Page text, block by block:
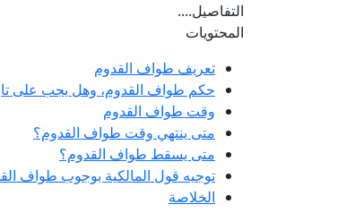
التفاصيل....
المحتويات
تعريف طواف القدوم
حكم طواف القدوم، وهل يجب على
وقت طواف القدوم
متى ينتهي وقت طواف القدوم؟
متى يسقط طواف القدوم؟
توجيه قول المالكية بوجوب طواف
الخلاصة